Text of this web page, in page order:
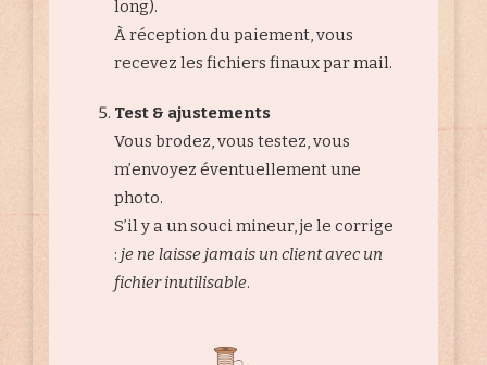
long).
À réception du paiement, vous
recevez les fichiers finaux par mail.
Test & ajustements
Vous brodez, vous testez, vous
m’envoyez éventuellement une
photo.
S’il y a un souci mineur, je le corrige
: je ne laisse jamais un client avec un
fichier inutilisable.